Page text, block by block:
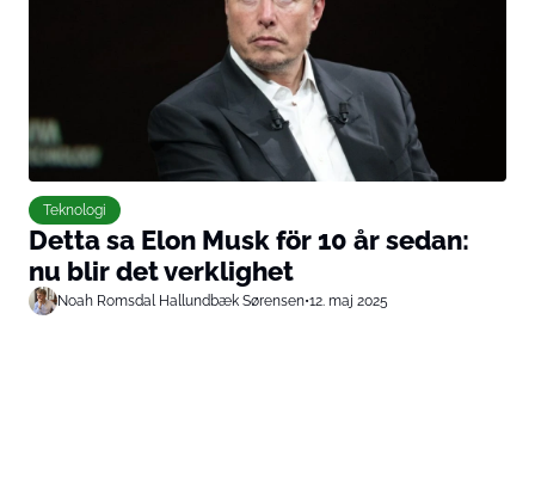
Teknologi
Detta sa Elon Musk för 10 år sedan:
nu blir det verklighet
Noah Romsdal Hallundbæk Sørensen•12. maj 2025